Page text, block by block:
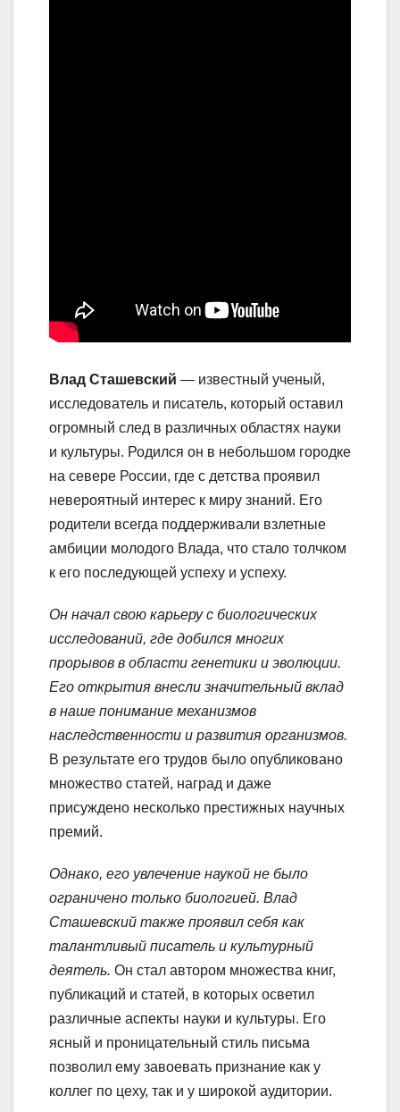
Влад Сташевский — известный ученый,
исследователь и писатель, который оставил
огромный след в различных областях науки
и культуры. Родился он в небольшом городке
на севере России, где с детства проявил
невероятный интерес к миру знаний. Его
родители всегда поддерживали взлетные
амбиции молодого Влада, что стало толчком
к его последующей успеху и успеху.
Он начал свою карьеру с биологических
исследований, где добился многих
прорывов в области генетики и эволюции.
Его открытия внесли значительный вклад
в наше понимание механизмов
наследственности и развития организмов.
В результате его трудов было опубликовано
множество статей, наград и даже
присуждено несколько престижных научных
премий.
Однако, его увлечение наукой не было
ограничено только биологией. Влад
Сташевский также проявил себя как
талантливый писатель и культурный
деятель. Он стал автором множества книг,
публикаций и статей, в которых осветил
различные аспекты науки и культуры. Его
ясный и проницательный стиль письма
позволил ему завоевать признание как у
коллег по цеху, так и у широкой аудитории.